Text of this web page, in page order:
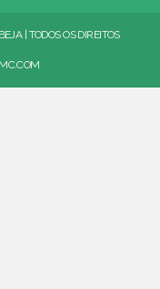
| TODOS OS DIREITOS